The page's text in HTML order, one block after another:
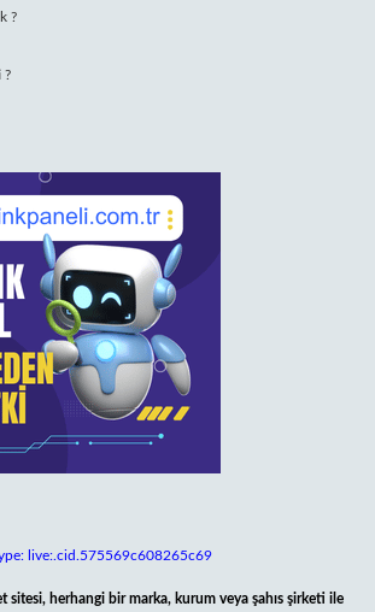
?
?
live:.cid.575569c608265c69
sitesi, herhangi bir marka, kurum veya şahıs şirketi ile